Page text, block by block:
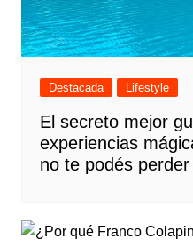
Destacada Lifestyle
El secreto mejor
experiencias
no te podés perder